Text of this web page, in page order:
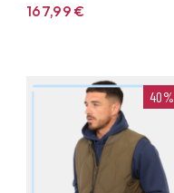
167,99€
40%